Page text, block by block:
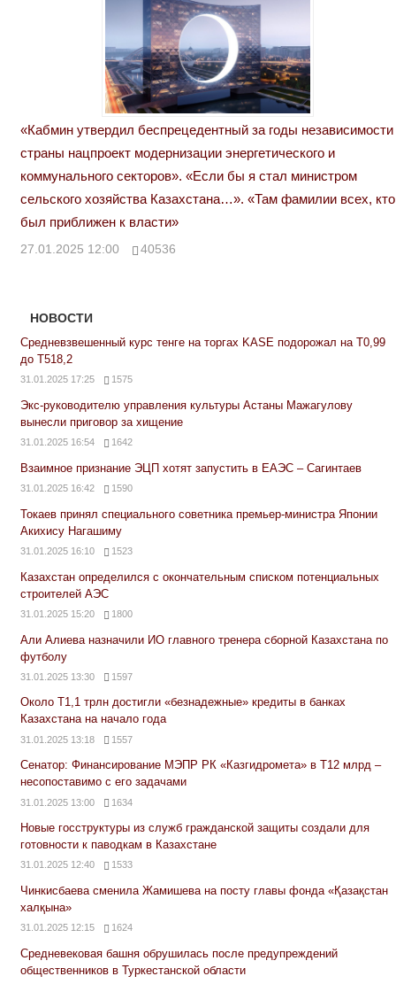
«Кабмин утвердил беспрецедентный за годы независимости
страны нацпроект модернизации энергетического и
коммунального секторов». «Если бы я стал министром
сельского хозяйства Казахстана…». «Там фамилии всех, кто
был приближен к власти»
27.01.2025 12:00 40536
НОВОСТИ
Средневзвешенный курс тенге на торгах KASE подорожал на Т0,99
до Т518,2
31.01.2025 17:25 1575
Экс-руководителю управления культуры Астаны Мажагулову
вынесли приговор за хищение
31.01.2025 16:54 1642
Взаимное признание ЭЦП хотят запустить в ЕАЭС – Сагинтаев
31.01.2025 16:42 1590
Токаев принял специального советника премьер-министра Японии
Акихису Нагашиму
31.01.2025 16:10 1523
Казахстан определился с окончательным списком потенциальных
строителей АЭС
31.01.2025 15:20 1800
Али Алиева назначили ИО главного тренера сборной Казахстана по
футболу
31.01.2025 13:30 1597
Около Т1,1 трлн достигли «безнадежные» кредиты в банках
Казахстана на начало года
31.01.2025 13:18 1557
Сенатор: Финансирование МЭПР РК «Казгидромета» в Т12 млрд –
несопоставимо с его задачами
31.01.2025 13:00 1634
Новые госструктуры из служб гражданской защиты создали для
готовности к паводкам в Казахстане
31.01.2025 12:40 1533
Чинкисбаева сменила Жамишева на посту главы фонда «Қазақстан
халқына»
31.01.2025 12:15 1624
Средневековая башня обрушилась после предупреждений
общественников в Туркестанской области